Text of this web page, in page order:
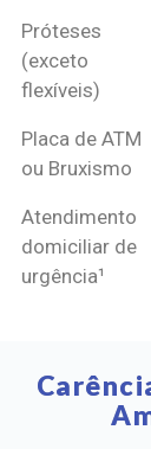
Próteses
(exceto
flexíveis)
Placa de ATM
ou Bruxismo
Atendimento
domiciliar de
urgência¹